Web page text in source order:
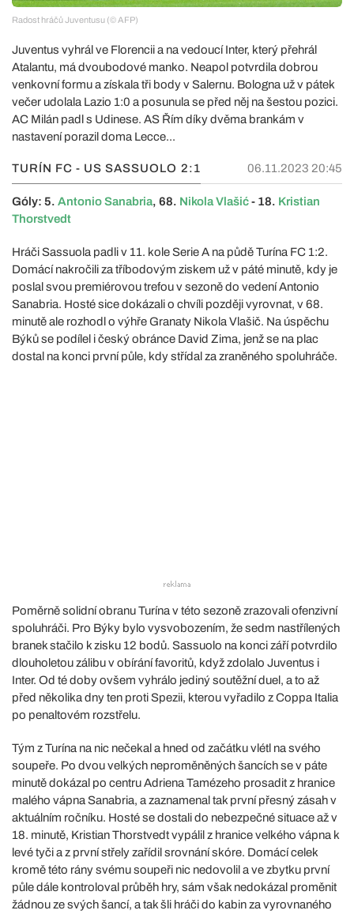
Radost hráčů Juventusu (© AFP)
Juventus vyhrál ve Florencii a na vedoucí Inter, který přehrál
Atalantu, má dvoubodové manko. Neapol potvrdila dobrou
venkovní formu a získala tři body v Salernu. Bologna už v pátek
večer udolala Lazio 1:0 a posunula se před něj na šestou pozici.
AC Milán padl s Udinese. AS Řím díky dvěma brankám v
nastavení porazil doma Lecce...
TURÍN FC - US SASSUOLO 2:1 06.11.2023 20:45
Góly: 5. Antonio Sanabria, 68. Nikola Vlašić- 18. Kristian
Thorstvedt
Hráči Sassuola padli v 11. kole Serie A na půdě Turína FC 1:2.
Domácí nakročili za tříbodovým ziskem už v páté minutě, kdy je
poslal svou premiérovou trefou v sezoně do vedení Antonio
Sanabria. Hosté sice dokázali o chvíli později vyrovnat, v 68.
minutě ale rozhodl o výhře Granaty Nikola Vlašič. Na úspěchu
Býků se podílel i český obránce David Zima, jenž se na plac
dostal na konci první půle, kdy střídal za zraněného spoluhráče.
Poměrně solidní obranu Turína v této sezoně zrazovali ofenzivní
spoluhráči. Pro Býky bylo vysvobozením, že sedm nastřílených
branek stačilo k zisku 12 bodů. Sassuolo na konci září potvrdilo
dlouholetou zálibu v obírání favoritů, když zdolalo Juventus i
Inter. Od té doby ovšem vyhrálo jediný soutěžní duel, a to až
před několika dny ten proti Spezii, kterou vyřadilo z Coppa Italia
po penaltovém rozstřelu.
Tým z Turína na nic nečekal a hned od začátku vlétl na svého
soupeře. Po dvou velkých neproměněných šancích se v páte
minutě dokázal po centru Adriena Tamézeho prosadit z hranice
malého vápna Sanabria, a zaznamenal tak první přesný zásah v
aktuálním ročníku. Hosté se dostali do nebezpečné situace až v
18. minutě, Kristian Thorstvedt vypálil z hranice velkého vápna k
levé tyči a z první střely zařídil srovnání skóre. Domácí celek
kromě této rány svému soupeři nic nedovolil a ve zbytku první
půle dále kontroloval průběh hry, sám však nedokázal proměnit
žádnou ze svých šancí, a tak šli hráči do kabin za vyrovnaného